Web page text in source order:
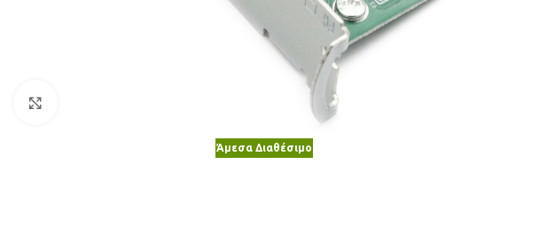
Άμεσα Διαθέσιμο